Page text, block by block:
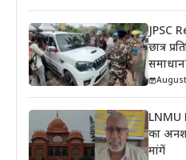
JPSC
छात्र
LNMU
का
मांगें